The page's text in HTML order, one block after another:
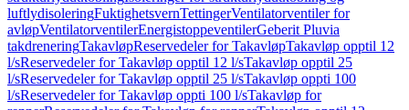
luftlydisoleringFuktighetsvernTettingerVentilatorventiler for
avløpVentilatorventilerEnergistoppeventilerGeberit Pluvia
takdreneringTakavløpReservedeler for TakavløpTakavløp opptil 12
l/sReservedeler for Takavløp opptil 12 l/sTakavløp opptil 25
l/sReservedeler for Takavløp opptil 25 l/sTakavløp oppti 100
l/sReservedeler for Takavløp oppti 100 l/sTakavløp for